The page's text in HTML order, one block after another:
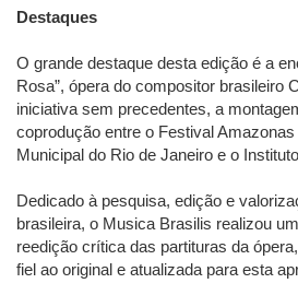
Destaques
O grande destaque desta edição é a
Rosa”, ópera do compositor brasileiro
iniciativa sem precedentes, a
coprodução entre o Festival
Municipal do Rio de Janeiro e o
Dedicado à pesquisa, edição e
brasileira, o Musica Brasilis realizou
reedição crítica das partituras da
fiel ao original e atualizada para esta